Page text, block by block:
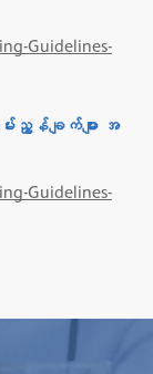
Guidelines-
န်ချက်များ အ
Guidelines-